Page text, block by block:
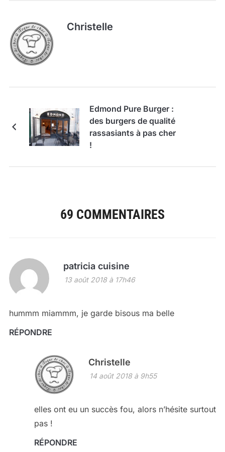
Christelle
Edmond Pure Burger :
des burgers de qualité
rassasiants à pas cher
!
69 COMMENTAIRES
patricia cuisine
13 août 2018 à 17h46
hummm miammm, je garde bisous ma belle
RÉPONDRE
Christelle
14 août 2018 à 9h55
elles ont eu un succès fou, alors n’hésite surtout
pas !
RÉPONDRE